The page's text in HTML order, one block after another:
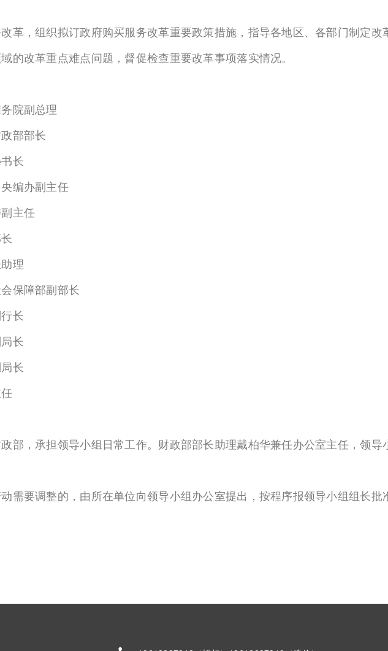
，组织拟订政府购买服务改革重要政策措施，指导各地区、各部门制定改
的改革重点难点问题，督促检查重要改革事项落实情况。
副总理
部部长
长
办副主任
主任
理
障部副部长
长
长
长
，承担领导小组日常工作。财政部部长助理戴柏华兼任办公室主任，领导
要调整的，由所在单位向领导小组办公室提出，按程序报领导小组组长批